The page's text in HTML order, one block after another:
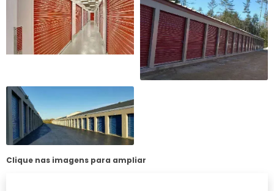
Clique nas imagens para ampliar